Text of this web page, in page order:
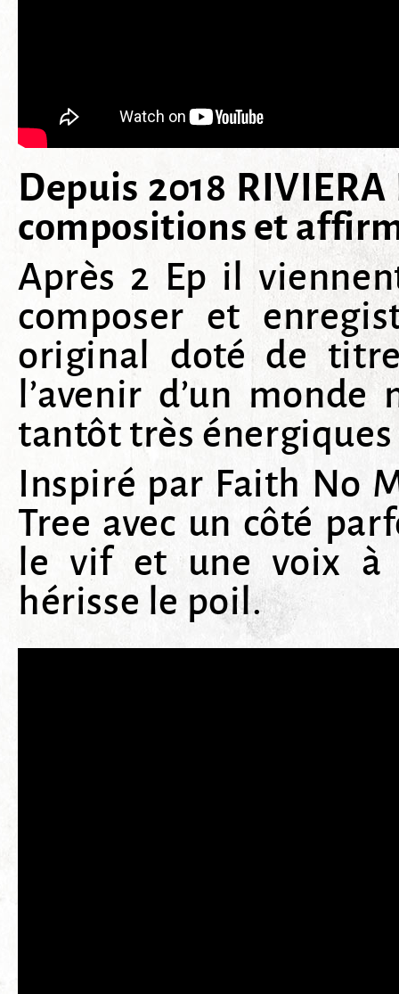
Depuis 2018
compositions et
Après 2 Ep il
composer et
original doté de
l’avenir d’un
tantôt très énergiques
Inspiré par Faith No
Tree avec un côté
le vif et une voix à
hérisse le poil.